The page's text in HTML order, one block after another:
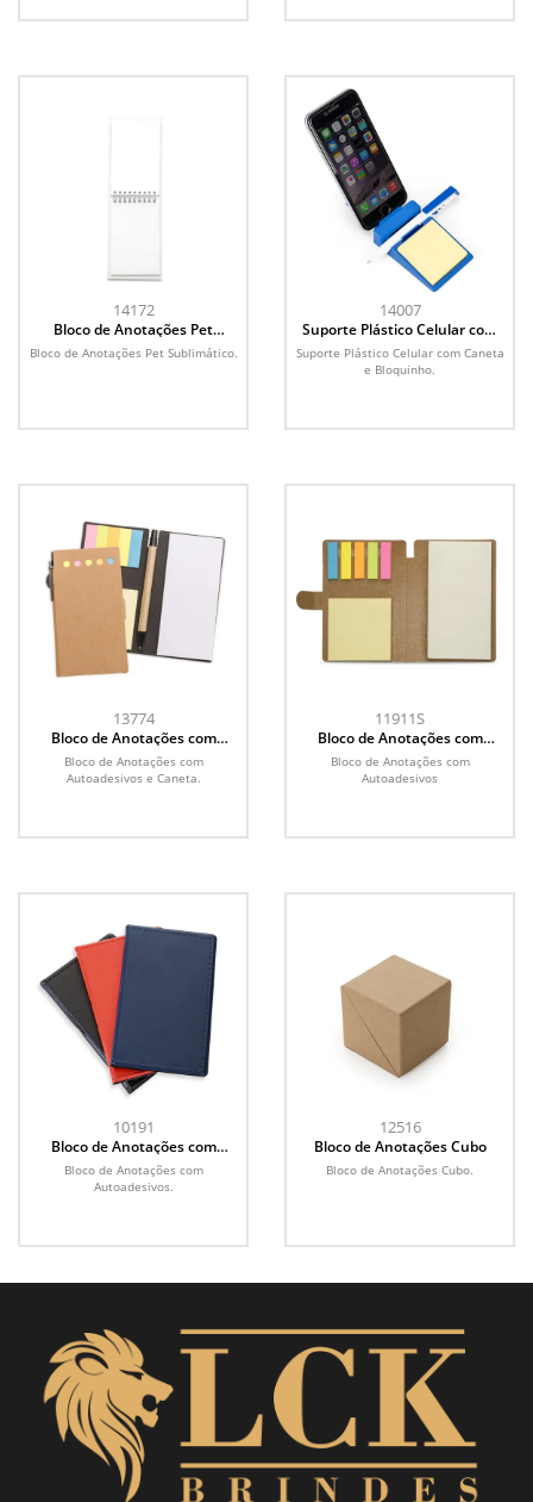
14172
Bloco de Anotações Pet
Sublimático
Bloco de Anotações Pet Sublimático.
14007
Suporte Plástico Celular com
Caneta e Bloquinho
Suporte Plástico Celular com Caneta
e Bloquinho.
13774
Bloco de Anotações com
Autoadesivos e Caneta
Bloco de Anotações com
Autoadesivos e Caneta.
11911S
Bloco de Anotações com
Autoadesivos
Bloco de Anotações com
Autoadesivos
10191
Bloco de Anotações com
Autoadesivos
Bloco de Anotações com
Autoadesivos.
12516
Bloco de Anotações Cubo
Bloco de Anotações Cubo.